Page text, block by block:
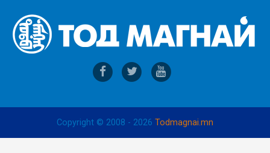
Copyright © 2008 - 2026 Todmagnai.mn